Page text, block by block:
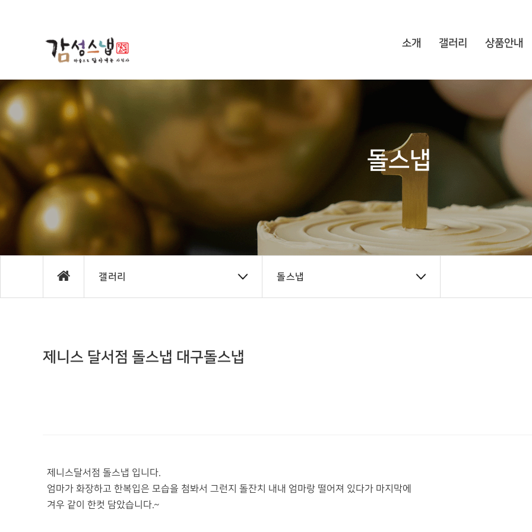
소개 갤러리 상품안내
돌스냅
갤러리 돌스냅
제니스 달서점 돌스냅 대구돌스냅
제니스달서점 돌스냅 입니다.
엄마가 화장하고 한복입은 모습을 첨봐서 그런지 돌잔치 내내 엄마랑 떨어져 있다가 마지막에
겨우 같이 한컷 담았습니다.~